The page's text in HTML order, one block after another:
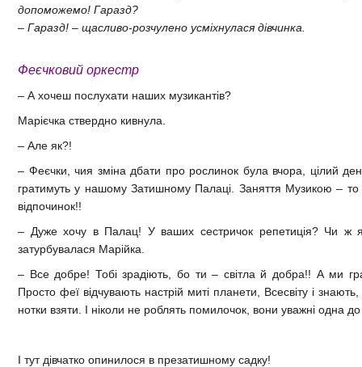
допоможемо! Гаразд?
– Гаразд! – щасливо-розчулено усміхнулася дівчинка.
Феєчковий оркестр
– А хочеш послухати наших музикантів?
Марієчка ствердно кивнула.
– Але як?!
– Феєчки, чия зміна дбати про рослинок була вчора, цілий
гратимуть у нашому Затишному Палаці. Заняття Музикою–
відпочинок!!
– Дуже хочу в Палац! У ваших сестричок репетиція? Чи ж
затурбувалася Марійка.
– Все добре! Тобі зрадіють, бо ти– світла й добра!! А ми
Просто феї відчувають настрій миті планети, Всесвіту і знають,
нотки взяти. І ніколи не роблять помилочок, вони уважні одна до
І тут дівчатко опинилося в презатишному садку!